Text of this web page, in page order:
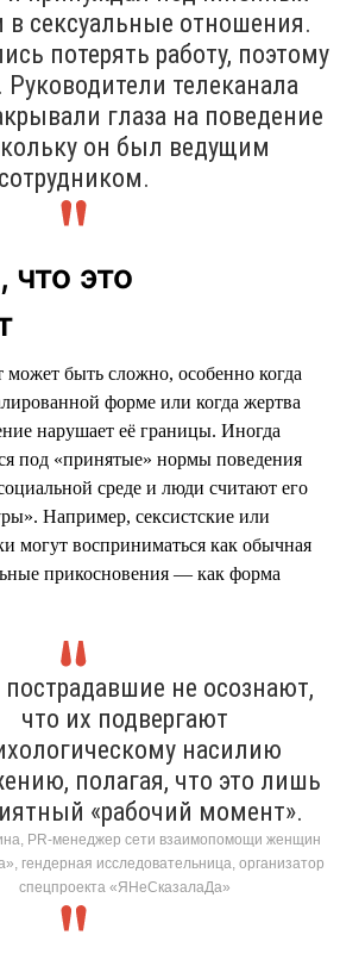
в сексуальные отношения.
потерять работу, поэтому
телеканала
глаза на поведение
он был ведущим
сотрудником.
что это
может быть сложно, особенно когда
форме или когда жертва
нарушает её границы. Иногда
под «принятые» нормы поведения
среде и люди считают его
Например, сексистские или
могут восприниматься как обычная
прикосновения — как форма
пострадавшие не осознают,
что их подвергают
насилию
полагая, что это лишь
«рабочий момент».
PR-менеджер сети взаимопомощи женщин
гендерная исследовательница, организатор
спецпроекта «ЯНеСказалаДа»